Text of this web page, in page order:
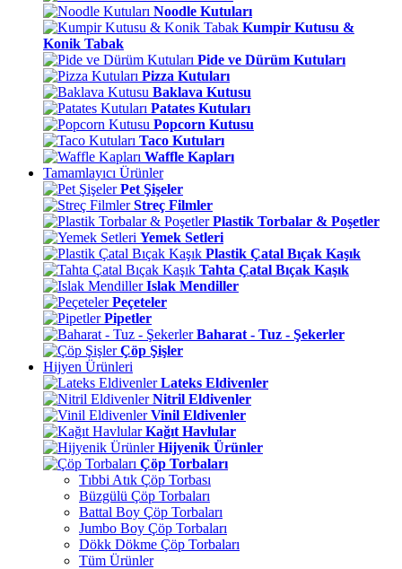
Noodle Kutuları
Kumpir Kutusu &
Konik Tabak
Pide ve Dürüm Kutuları
Pizza Kutuları
Baklava Kutusu
Patates Kutuları
Popcorn Kutusu
Taco Kutuları
Waffle Kapları
Tamamlayıcı Ürünler
Pet Şişeler
Streç Filmler
Plastik Torbalar & Poşetler
Yemek Setleri
Plastik Çatal Bıçak Kaşık
Tahta Çatal Bıçak Kaşık
Islak Mendiller
Peçeteler
Pipetler
Baharat - Tuz - Şekerler
Çöp Şişler
Hijyen Ürünleri
Lateks Eldivenler
Nitril Eldivenler
Vinil Eldivenler
Kağıt Havlular
Hijyenik Ürünler
Çöp Torbaları
Tıbbi Atık Çöp Torbası
Büzgülü Çöp Torbaları
Battal Boy Çöp Torbaları
Jumbo Boy Çöp Torbaları
Dökk Dökme Çöp Torbaları
Tüm Ürünler